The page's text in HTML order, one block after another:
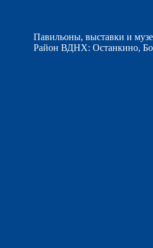
Павильоны, выставки и
Район ВДНХ: Останкино,